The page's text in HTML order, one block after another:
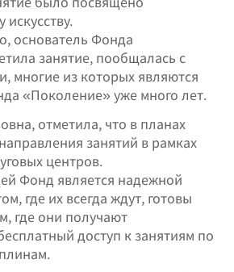
основатель Фонда
занятие, пообщалась с
многие из которых являются
«Поколение» уже много лет.
отметила, что в планах
занятий в рамках
центров.
Фонд является надежной
где их всегда ждут, готовы
где они получают
доступ к занятиям по